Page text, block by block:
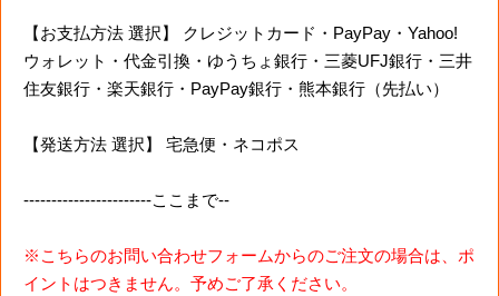
【お支払方法 選択】 クレジットカード・PayPay・Yahoo!
ウォレット・代金引換・ゆうちょ銀行・三菱UFJ銀行・三井
住友銀行・楽天銀行・PayPay銀行・熊本銀行（先払い）
【発送方法 選択】 宅急便・ネコポス
-----------------------ここまで--
※こちらのお問い合わせフォームからのご注文の場合は、ポ
イントはつきません。予めご了承ください。